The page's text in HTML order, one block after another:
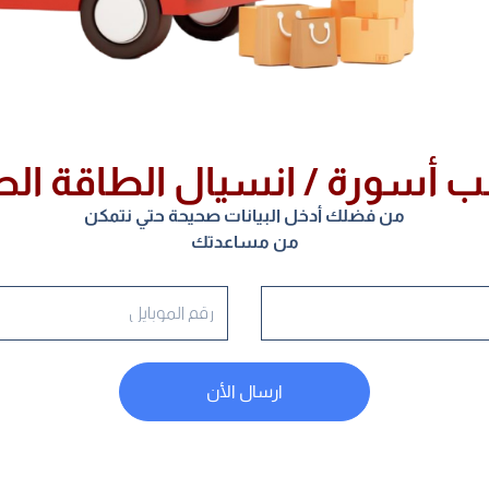
أسورة / انسيال الطاقة
من فضلك أدخل البيانات صحيحة حتي نتمكن
من مساعدتك
ارسال الأن